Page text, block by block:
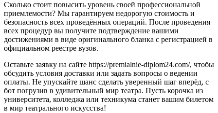
Сколько стоит повысить уровень своей профессиональной
приемлемости? Мы гарантируем недорогую стоимость и
безопасность всех проведённых операций. После проведения
всех процедур вы получите подтверждение вашими
достижениями в виде оригинального бланка с регистрацией в
официальном реестре вузов.
Оставьте заявку на сайте https://premialnie-diplom24.com/, чтобы
обсудить условия доставки или задать вопросы о ведении
оплаты. Не упускайте шанс сделать уверенный шаг вперёд, с
бот погрузив в удивительный мир театра. Пусть корочка из
университета, колледжа или техникума станет вашим билетом
в мир театрального искусства!